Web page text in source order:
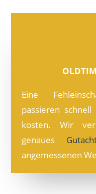
Eine
passieren
kosten. Wir
genaues
angemessenen